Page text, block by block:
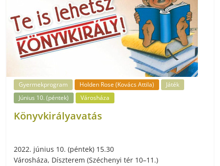
Gyermekprogram Holden Rose (Kovács Attila)
Játék
Június 10. (péntek)
Városháza
Könyvkirályavatás
2022. június 10. (péntek) 15.30
Városháza, Díszterem (Széchenyi tér 10–11.)